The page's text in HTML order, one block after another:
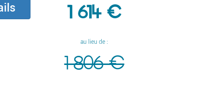
1 614 €
au lieu de :
1 806 €